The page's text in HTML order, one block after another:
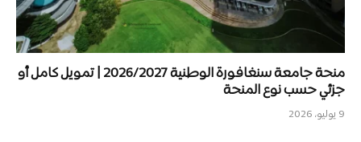
منحة جامعة سنغافورة الوطنية 2026/2027 | تمويل كامل أو
جزئي حسب نوع المنحة
9 يوليو، 2026